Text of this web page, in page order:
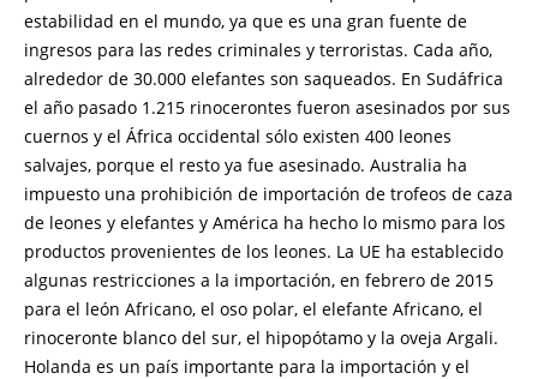
estabilidad en el mundo, ya que es una gran fuente de
ingresos para las redes criminales y terroristas. Cada año,
alrededor de 30.000 elefantes son saqueados. En Sudáfrica
el año pasado 1.215 rinocerontes fueron asesinados por sus
cuernos y el África occidental sólo existen 400 leones
salvajes, porque el resto ya fue asesinado. Australia ha
impuesto una prohibición de importación de trofeos de caza
de leones y elefantes y América ha hecho lo mismo para los
productos provenientes de los leones. La UE ha establecido
algunas restricciones a la importación, en febrero de 2015
para el león Africano, el oso polar, el elefante Africano, el
rinoceronte blanco del sur, el hipopótamo y la oveja Argali.
Holanda es un país importante para la importación y el